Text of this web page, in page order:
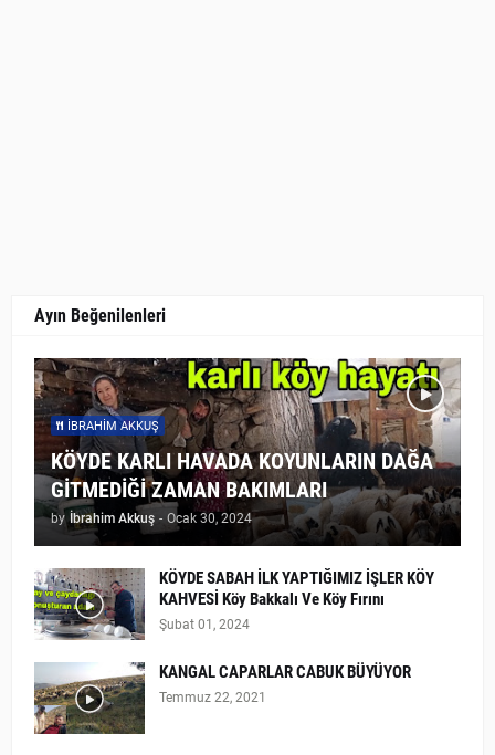
Ayın Beğenilenleri
İBRAHIM AKKUŞ
KÖYDE KARLI HAVADA KOYUNLARIN DAĞA
GİTMEDİĞİ ZAMAN BAKIMLARI
by İbrahim Akkuş - Ocak 30, 2024
KÖYDE SABAH İLK YAPTIĞIMIZ İŞLER KÖY
KAHVESİ Köy Bakkalı Ve Köy Fırını
Şubat 01, 2024
KANGAL CAPARLAR CABUK BÜYÜYOR
Temmuz 22, 2021